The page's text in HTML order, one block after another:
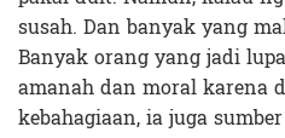
susah. Dan banyak yang
Banyak orang yang jadi
amanah dan moral karena
kebahagiaan, ia juga